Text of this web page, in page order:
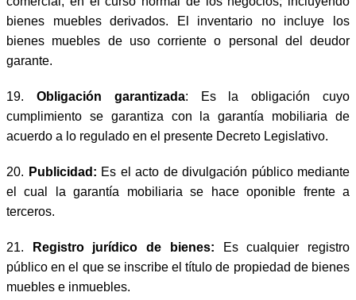
bienes muebles derivados. El inventario no incluye los
bienes muebles de uso corriente o personal del deudor
garante.
19. Obligación garantizada: Es la obligación cuyo
cumplimiento se garantiza con la garantía mobiliaria de
acuerdo a lo regulado en el presente Decreto Legislativo.
20. Publicidad: Es el acto de divulgación público mediante
el cual la garantía mobiliaria se hace oponible frente a
terceros.
21. Registro jurídico de bienes: Es cualquier registro
público en el que se inscribe el título de propiedad de bienes
muebles e inmuebles.